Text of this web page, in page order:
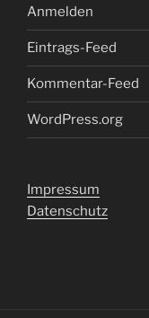
Anmelden
Eintrags-Feed
Kommentar-Feed
WordPress.org
Impressum
Datenschutz